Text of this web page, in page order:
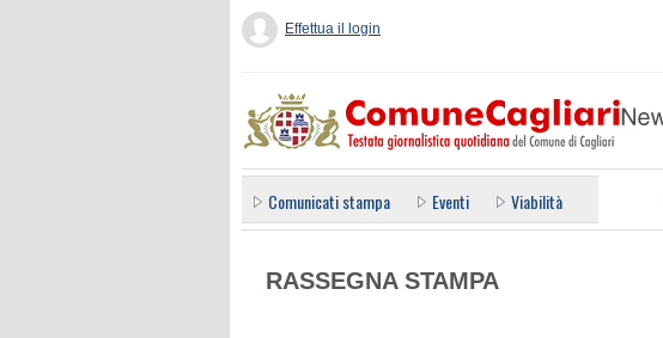
Effettua il login
Comunicati stampa Eventi Viabilità
RASSEGNA STAMPA